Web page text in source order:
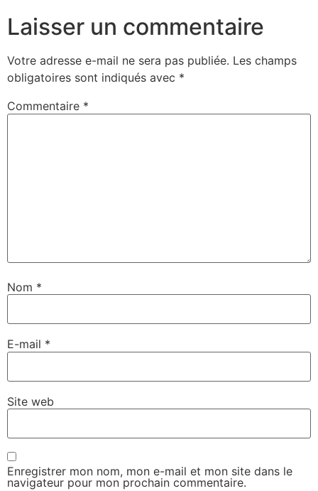
Laisser un commentaire
Votre adresse e-mail ne sera pas publiée. Les champs
obligatoires sont indiqués avec *
Commentaire *
Nom *
E-mail *
Site web
Enregistrer mon nom, mon e-mail et mon site dans le
navigateur pour mon prochain commentaire.